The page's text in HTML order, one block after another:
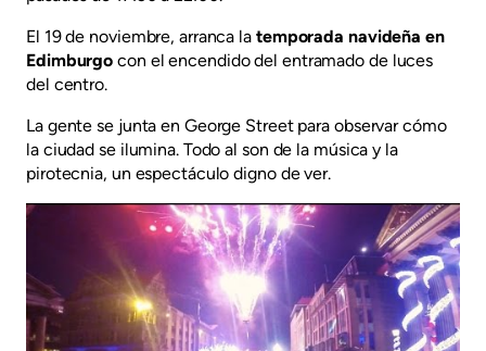
El 19 de noviembre, arranca la temporada navideña en
Edimburgo con el encendido del entramado de luces
del centro.
La gente se junta en George Street para observar cómo
la ciudad se ilumina. Todo al son de la música y la
pirotecnia, un espectáculo digno de ver.